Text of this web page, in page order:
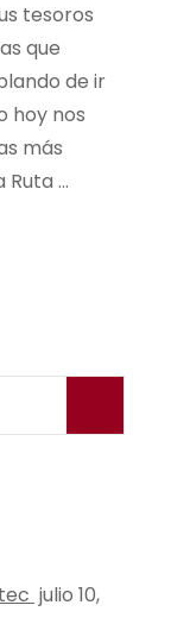
tesoros
que
de ir
hoy nos
más
Ruta …
julio 10,